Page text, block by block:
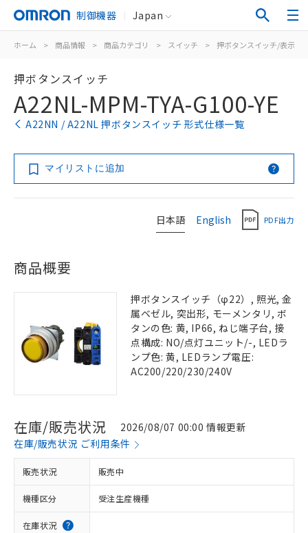
制御機器 Japan
ホーム > 商品情報 > 商品カテゴリ > スイッチ > 押ボタンスイッチ/表示灯
押ボタンスイッチ
A22NL-MPM-TYA-G100-YE
A22NN / A22NL 押ボタンスイッチ 形式仕様一覧
マイリストに追加
日本語 English PDF出力
商品概要
押ボタンスイッチ（φ22）, 照光, 金
属ベゼル, 突出形, モーメンタリ, ボ
タンの色: 黄, IP66, ねじ端子台, 接
点構成: NO/点灯ユニット/-, LEDラ
ンプ色: 黄, LEDランプ電圧:
AC200/220/230/240V
在庫/販売状況
2026/08/07 00:00 情報更新
在庫/販売状況 ご利用条件
販売状況 販売中
機種区分 受注生産機種
在庫状況